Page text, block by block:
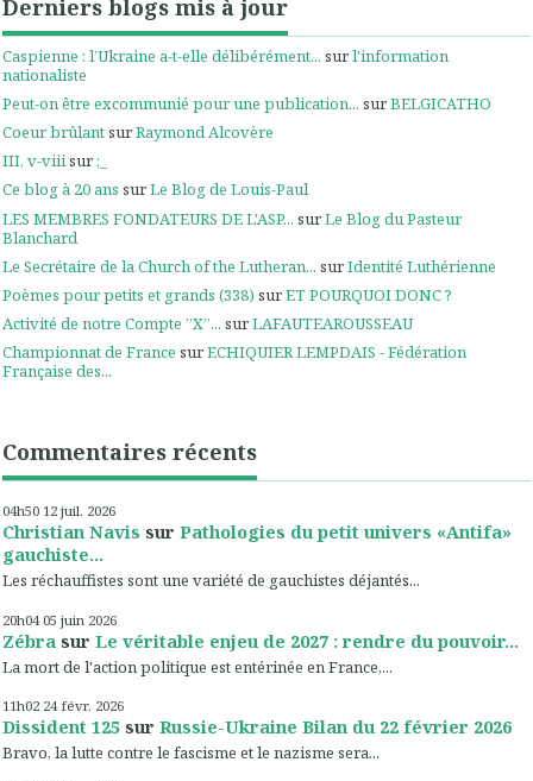
Derniers blogs mis à jour
Caspienne : l’Ukraine a-t-elle délibérément... surl'information
nationaliste
Peut-on être excommunié pour une publication... surBELGICATHO
Coeur brûlantsurRaymond Alcovère
III, v-viiisur;_
Ce blog à 20 ans surLe Blog de Louis-Paul
LES MEMBRES FONDATEURS DE L'ASP... surLe Blog du Pasteur
Blanchard
Le Secrétaire de la Church of the Lutheran... surIdentité Luthérienne
Poèmes pour petits et grands (338) surET POURQUOI DONC ?
Activité de notre Compte ”X”... surLAFAUTEAROUSSEAU
Championnat de France surECHIQUIER LEMPDAIS - Fédération
Française des...
Commentaires récents
04h50 12 juil. 2026
Christian Navis sur Pathologies du petit univers «Antifa»
gauchiste...
Les réchauffistes sont une variété de gauchistes déjantés...
20h04 05 juin 2026
Zébra sur Le véritable enjeu de 2027 : rendre du pouvoir...
La mort de l'action politique est entérinée en France,...
11h02 24 févr. 2026
Dissident 125 sur Russie-Ukraine Bilan du 22 février 2026
Bravo, la lutte contre le fascisme et le nazisme sera...